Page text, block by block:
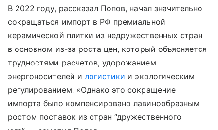
В 2022 году, рассказал Попов, начал значительно
сокращаться импорт в РФ премиальной
керамической плитки из недружественных стран
в основном из-за роста цен, который объясняется
трудностями расчетов, удорожанием
энергоносителей и логистики и экологическим
регулированием. «Однако это сокращение
импорта было компенсировано лавинообразным
ростом поставок из стран “дружественного